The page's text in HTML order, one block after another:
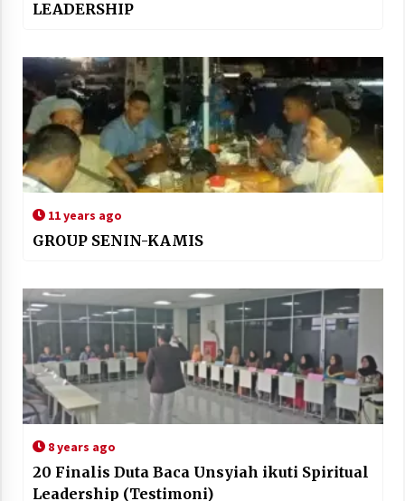
LEADERSHIP
11 years ago
GROUP SENIN-KAMIS
8 years ago
20 Finalis Duta Baca Unsyiah ikuti Spiritual
Leadership (Testimoni)